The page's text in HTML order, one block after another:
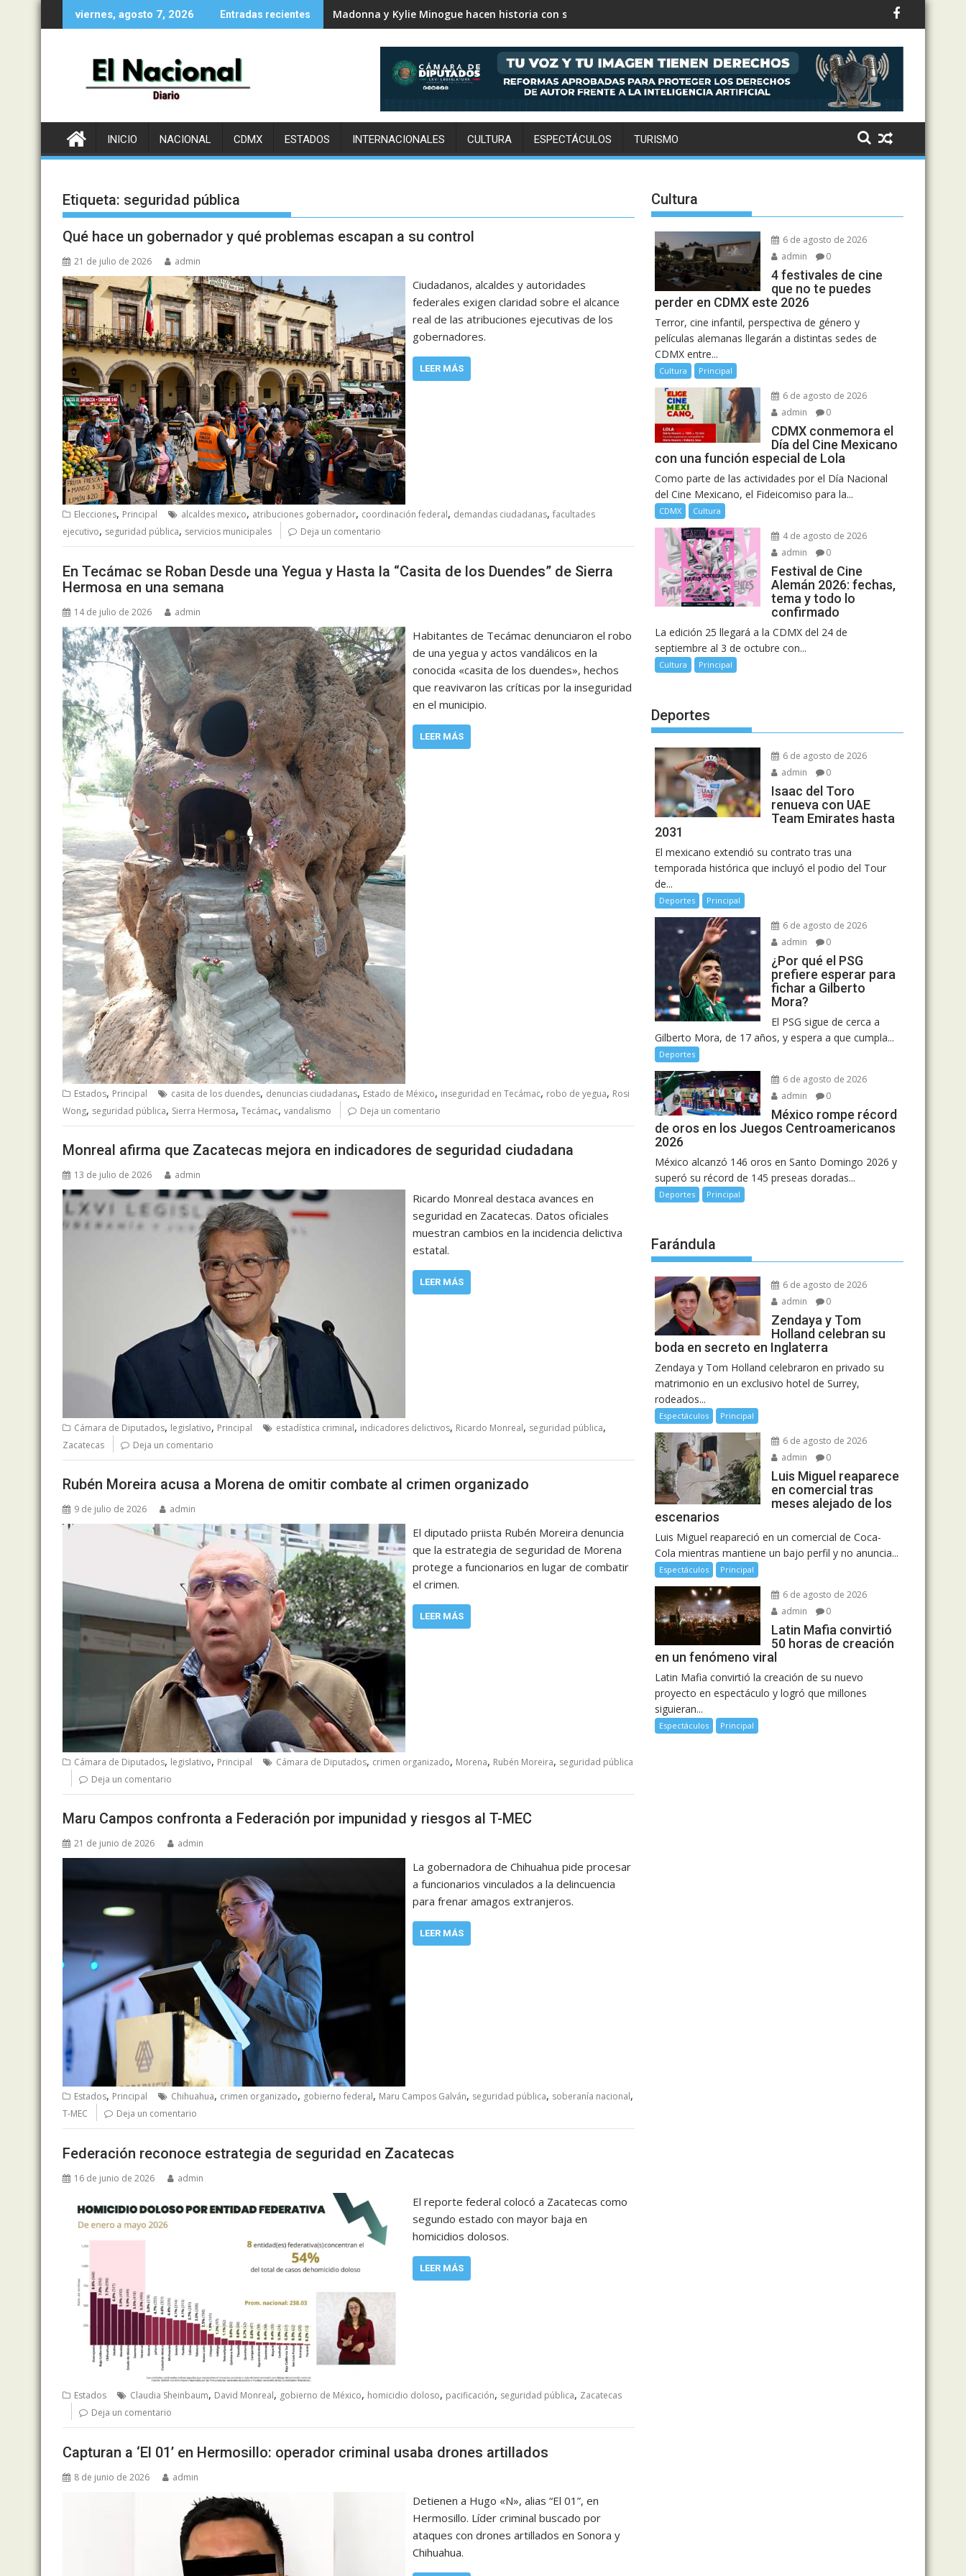
al
viernes, agosto 7, 2026 Entradas recientes Karol G revela el tracklist de No me arrepiento de sentir tanto: Drake, Bruno Mars y más estrellas se suman al álbum
INICIO NACIONAL CDMX ESTADOS INTERNACIONALES CULTURA ESPECTÁCULOS TURISMO
Etiqueta: seguridad pública
Qué hace un gobernador y qué problemas escapan a su control
21 de julio de 2026 admin
Ciudadanos, alcaldes y autoridades
federales exigen claridad sobre el alcance
real de las atribuciones ejecutivas de los
gobernadores.
LEER MÁS
Elecciones, Principal alcaldes mexico, atribuciones gobernador, coordinación federal, demandas ciudadanas, facultades
ejecutivo, seguridad pública, servicios municipales Deja un comentario
En Tecámac se Roban Desde una Yegua y Hasta la “Casita de los Duendes” de Sierra
Hermosa en una semana
14 de julio de 2026 admin
Habitantes de Tecámac denunciaron el robo
de una yegua y actos vandálicos en la
conocida «casita de los duendes», hechos
que reavivaron las críticas por la inseguridad
en el municipio.
LEER MÁS
Estados, Principal casita de los duendes, denuncias ciudadanas, Estado de México, inseguridad en Tecámac, robo de yegua, Rosi
Wong, seguridad pública, Sierra Hermosa, Tecámac, vandalismo Deja un comentario
Monreal afirma que Zacatecas mejora en indicadores de seguridad ciudadana
13 de julio de 2026 admin
Ricardo Monreal destaca avances en
seguridad en Zacatecas. Datos oficiales
muestran cambios en la incidencia delictiva
estatal.
LEER MÁS
Cámara de Diputados, legislativo, Principal estadística criminal, indicadores delictivos, Ricardo Monreal, seguridad pública,
Zacatecas Deja un comentario
Rubén Moreira acusa a Morena de omitir combate al crimen organizado
9 de julio de 2026 admin
El diputado priista Rubén Moreira denuncia
que la estrategia de seguridad de Morena
protege a funcionarios en lugar de combatir
el crimen.
LEER MÁS
Cámara de Diputados, legislativo, Principal Cámara de Diputados, crimen organizado, Morena, Rubén Moreira, seguridad pública
Deja un comentario
Maru Campos confronta a Federación por impunidad y riesgos al T-MEC
21 de junio de 2026 admin
La gobernadora de Chihuahua pide procesar
a funcionarios vinculados a la delincuencia
para frenar amagos extranjeros.
LEER MÁS
Estados, Principal Chihuahua, crimen organizado, gobierno federal, Maru Campos Galván, seguridad pública, soberanía nacional,
T-MEC Deja un comentario
Federación reconoce estrategia de seguridad en Zacatecas
16 de junio de 2026 admin
El reporte federal colocó a Zacatecas como
segundo estado con mayor baja en
homicidios dolosos.
LEER MÁS
Estados Claudia Sheinbaum, David Monreal, gobierno de México, homicidio doloso, pacificación, seguridad pública, Zacatecas
Deja un comentario
Capturan a ‘El 01’ en Hermosillo: operador criminal usaba drones artillados
8 de junio de 2026 admin
Detienen a Hugo «N», alias “El 01”, en
Hermosillo. Líder criminal buscado por
ataques con drones artillados en Sonora y
Chihuahua.
Cultura
6 de agosto de 2026
admin
0
4 festivales de cine
que no te puedes
perder en CDMX este 2026
Terror, cine infantil, perspectiva de género y
películas alemanas llegarán a distintas sedes de
CDMX entre...
Cultura Principal
6 de agosto de 2026
admin
0
CDMX conmemora el
Día del Cine Mexicano
con una función especial de Lola
Como parte de las actividades por el Día Nacional
del Cine Mexicano, el Fideicomiso para la...
CDMX Cultura
4 de agosto de 2026
admin
0
Festival de Cine
Alemán 2026: fechas,
tema y todo lo
confirmado
La edición 25 llegará a la CDMX del 24 de
septiembre al 3 de octubre con...
Cultura Principal
Deportes
6 de agosto de 2026
admin
0
Isaac del Toro
renueva con UAE
Team Emirates hasta
2031
El mexicano extendió su contrato tras una
temporada histórica que incluyó el podio del Tour
de...
Deportes Principal
6 de agosto de 2026
admin
0
¿Por qué el PSG
prefiere esperar para
fichar a Gilberto
Mora?
El PSG sigue de cerca a
Gilberto Mora, de 17 años, y espera a que cumpla...
Deportes
6 de agosto de 2026
admin
0
México rompe récord
de oros en los Juegos Centroamericanos
2026
México alcanzó 146 oros en Santo Domingo 2026 y
superó su récord de 145 preseas doradas...
Deportes Principal
Farándula
6 de agosto de 2026
admin
0
Zendaya y Tom
Holland celebran su
boda en secreto en Inglaterra
Zendaya y Tom Holland celebraron en privado su
matrimonio en un exclusivo hotel de Surrey,
rodeados...
Espectáculos Principal
6 de agosto de 2026
admin
0
Luis Miguel reaparece
en comercial tras
meses alejado de los
escenarios
Luis Miguel reapareció en un comercial de Coca-
Cola mientras mantiene un bajo perfil y no anuncia...
Espectáculos Principal
6 de agosto de 2026
admin
0
Latin Mafia convirtió
50 horas de creación
en un fenómeno viral
Latin Mafia convirtió la creación de su nuevo
proyecto en espectáculo y logró que millones
siguieran...
Espectáculos Principal